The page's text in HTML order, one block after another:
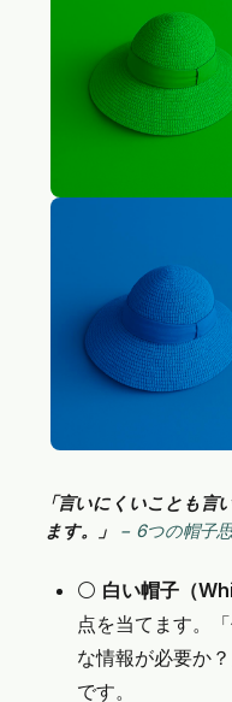
「言いにくいことも言
ます。」
− 6つの帽子
⚪️ 白い帽子（
点を当てます。
な情報が必要か
です。